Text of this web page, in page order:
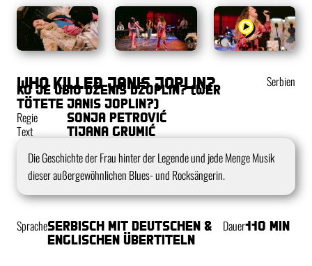
Who Killed Janis Joplin? Serbien
Ko je ubio Dženis Džoplin? (Wer
tötete Janis Joplin?)
Regie Sonja Petrović
Text
Tijana Grumić
Kurzbeschreibung
Die Geschichte der Frau hinter der Legende und jede Menge Musik
dieser außergewöhnlichen Blues- und Rocksängerin.
SpracheSerbisch mit deutschen &
englischen Übertiteln
Dauer110 min